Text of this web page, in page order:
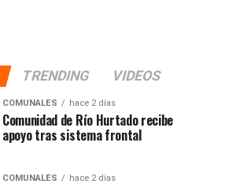
TRENDING VIDEOS
COMUNALES hace 2 días
Comunidad de Río Hurtado recibe
apoyo tras sistema frontal
COMUNALES hace 2 días